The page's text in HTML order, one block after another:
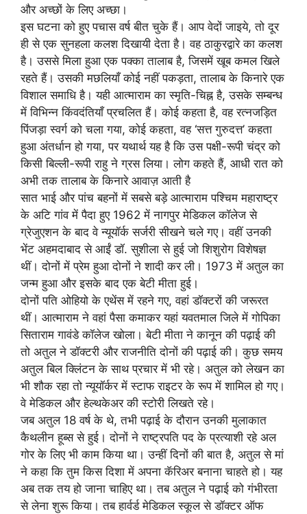
और अच्छों के लिए अच्छा।
इस घटना को हुए पचास वर्ष बीत चुके हैं। आप वेदों जाइये, तो दूर
ही से एक सुनहला कलश दिखायी देता है। वह ठाकुरद्वारे का कलश
है। उससे मिला हुआ एक पक्का तालाब है, जिसमें खूब कमल खिले
रहते हैं। उसकी मछलियाँ कोई नहीं पकड़ता, तालाब के किनारे एक
विशाल समाधि है। यही आत्माराम का स्मृति-चिह्न है, उसके सम्बन्ध
में विभिन्न किंवदंतियाँ प्रचलित हैं। कोई कहता है, वह रत्नजड़ित
पिंजड़ा स्वर्ग को चला गया, कोई कहता, वह ‘सत्त गुरुदत्त’ कहता
हुआ अंतर्धान हो गया, पर यथार्थ यह है कि उस पक्षी-रूपी चंद्र को
किसी बिल्ली-रूपी राहु ने ग्रस लिया। लोग कहते हैं, आधी रात को
अभी तक तालाब के किनारे आवाज़ आती है
सात भाई और पांच बहनों में सबसे बड़े आत्माराम पश्चिम महाराष्ट्र
के अटि गांव में पैदा हुए 1962 में नागपुर मेडिकल कॉलेज से
ग्रेजुएशन के बाद वे न्यूयॉर्क सर्जरी सीखने चले गए। वहीं उनकी
भेंट अहमदाबाद से आईं डॉ. सुशीला से हुई जो शिशुरोग विशेषज्ञ
थीं। दोनों में प्रेम हुआ दोनों ने शादी कर ली। 1973 में अतुल का
जन्म हुआ और इसके बाद एक बेटी मीता हुई।
दोनों पति ओहियो के एथेंस में रहने गए, वहां डॉक्टरों की जरूरत
थीं। आत्माराम ने वहां पैसा कमाकर यहां यवतमाल जिले में गोपिका
सिताराम गावंडे कॉलेज खोला। बेटी मीता ने कानून की पढ़ाई की
तो अतुल ने डॉक्टरी और राजनीति दोनों की पढ़ाई की। कुछ समय
अतुल बिल क्लिंटन के साथ प्रचार में भी रहे। अतुल को लेखन का
भी शौक रहा तो न्यूयॉर्कर में स्टाफ राइटर के रूप में शामिल हो गए।
वे मेडिकल और हेल्थकेअर की स्टोरी लिखते रहे।
जब अतुल 18 वर्ष के थे, तभी पढ़ाई के दौरान उनकी मुलाकात
कैथलीन हूब्स से हुई। दोनों ने राष्ट्रपति पद के प्रत्याशी रहे अल
गोर के लिए भी काम किया था। उन्हीं दिनों की बात है, अतुल से मां
ने कहा कि तुम किस दिशा में अपना कॅरिअर बनाना चाहते हो। यह
अब तक तय हो जाना चाहिए था। तब अतुल ने पढ़ाई को गंभीरता
से लेना शुरू किया। तब हार्वर्ड मेडिकल स्कूल से डॉक्टर ऑफ